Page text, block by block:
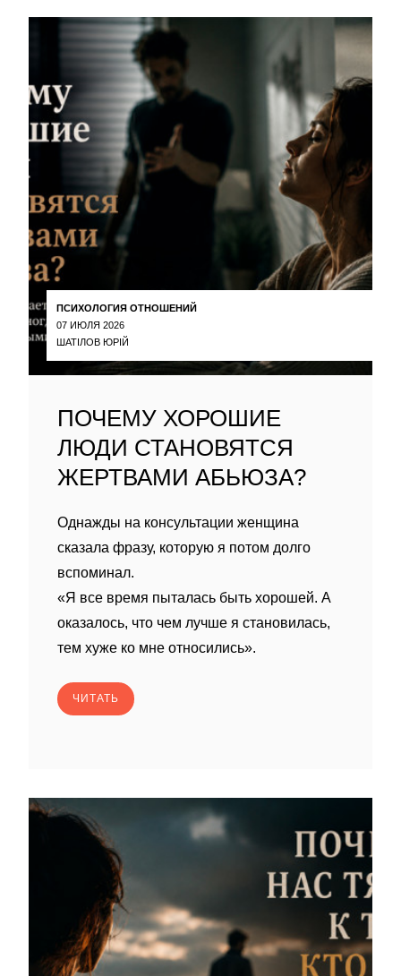
ПСИХОЛОГИЯ ОТНОШЕНИЙ
07 ИЮЛЯ 2026
ШАТІЛОВ ЮРІЙ
ПОЧЕМУ ХОРОШИЕ
ЛЮДИ СТАНОВЯТСЯ
ЖЕРТВАМИ АБЬЮЗА?
Однажды на консультации женщина
сказала фразу, которую я потом долго
вспоминал.
«Я все время пыталась быть хорошей. А
оказалось, что чем лучше я становилась,
тем хуже ко мне относились».
ЧИТАТЬ